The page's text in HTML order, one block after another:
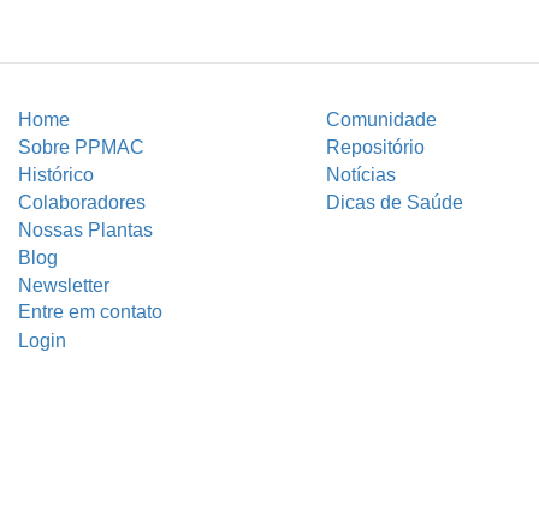
Home
Comunidade
Sobre PPMAC
Repositório
Histórico
Notícias
Colaboradores
Dicas de Saúde
Nossas Plantas
Blog
Newsletter
Entre em contato
Login